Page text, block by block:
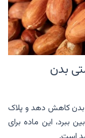
بدن
بدن کاهش دهد و پلاک
ببرد، این ماده برای